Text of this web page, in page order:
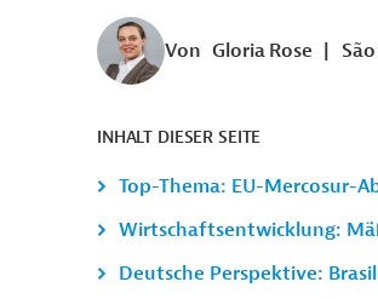
Von Gloria Rose
INHALT DIESER SEITE
Top-Thema: EU-Mercosur-
Wirtschaftsentwicklung:
Deutsche Perspektive: